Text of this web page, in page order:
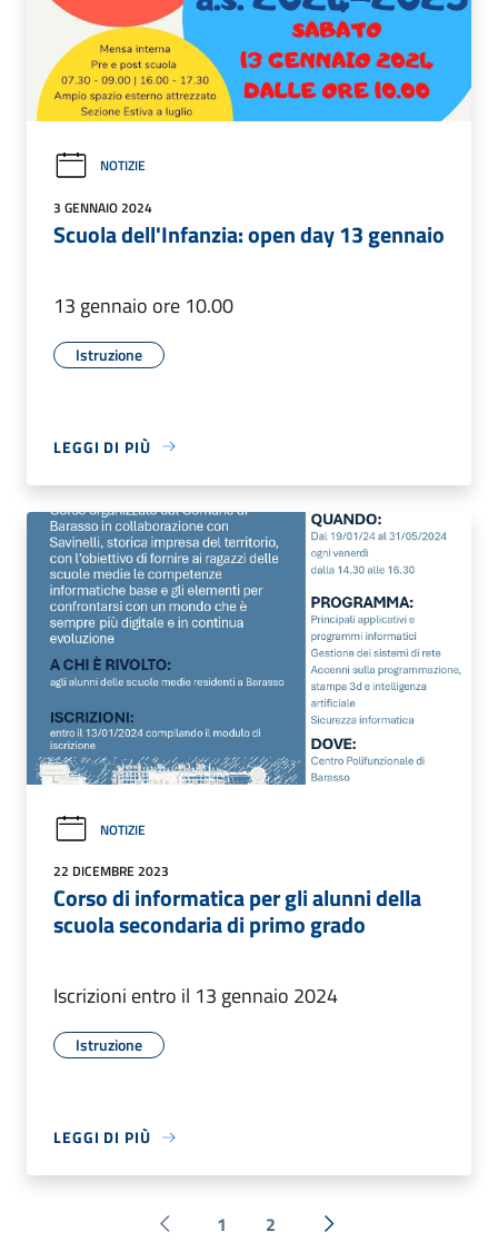
NOTIZIE
3 GENNAIO 2024
Scuola dell'Infanzia: open day 13 gennaio
13 gennaio ore 10.00
Istruzione
LEGGI DI PIÙ
NOTIZIE
22 DICEMBRE 2023
Corso di informatica per gli alunni della
scuola secondaria di primo grado
Iscrizioni entro il 13 gennaio 2024
Istruzione
LEGGI DI PIÙ
Pagina precedente
1 2 Successiva »